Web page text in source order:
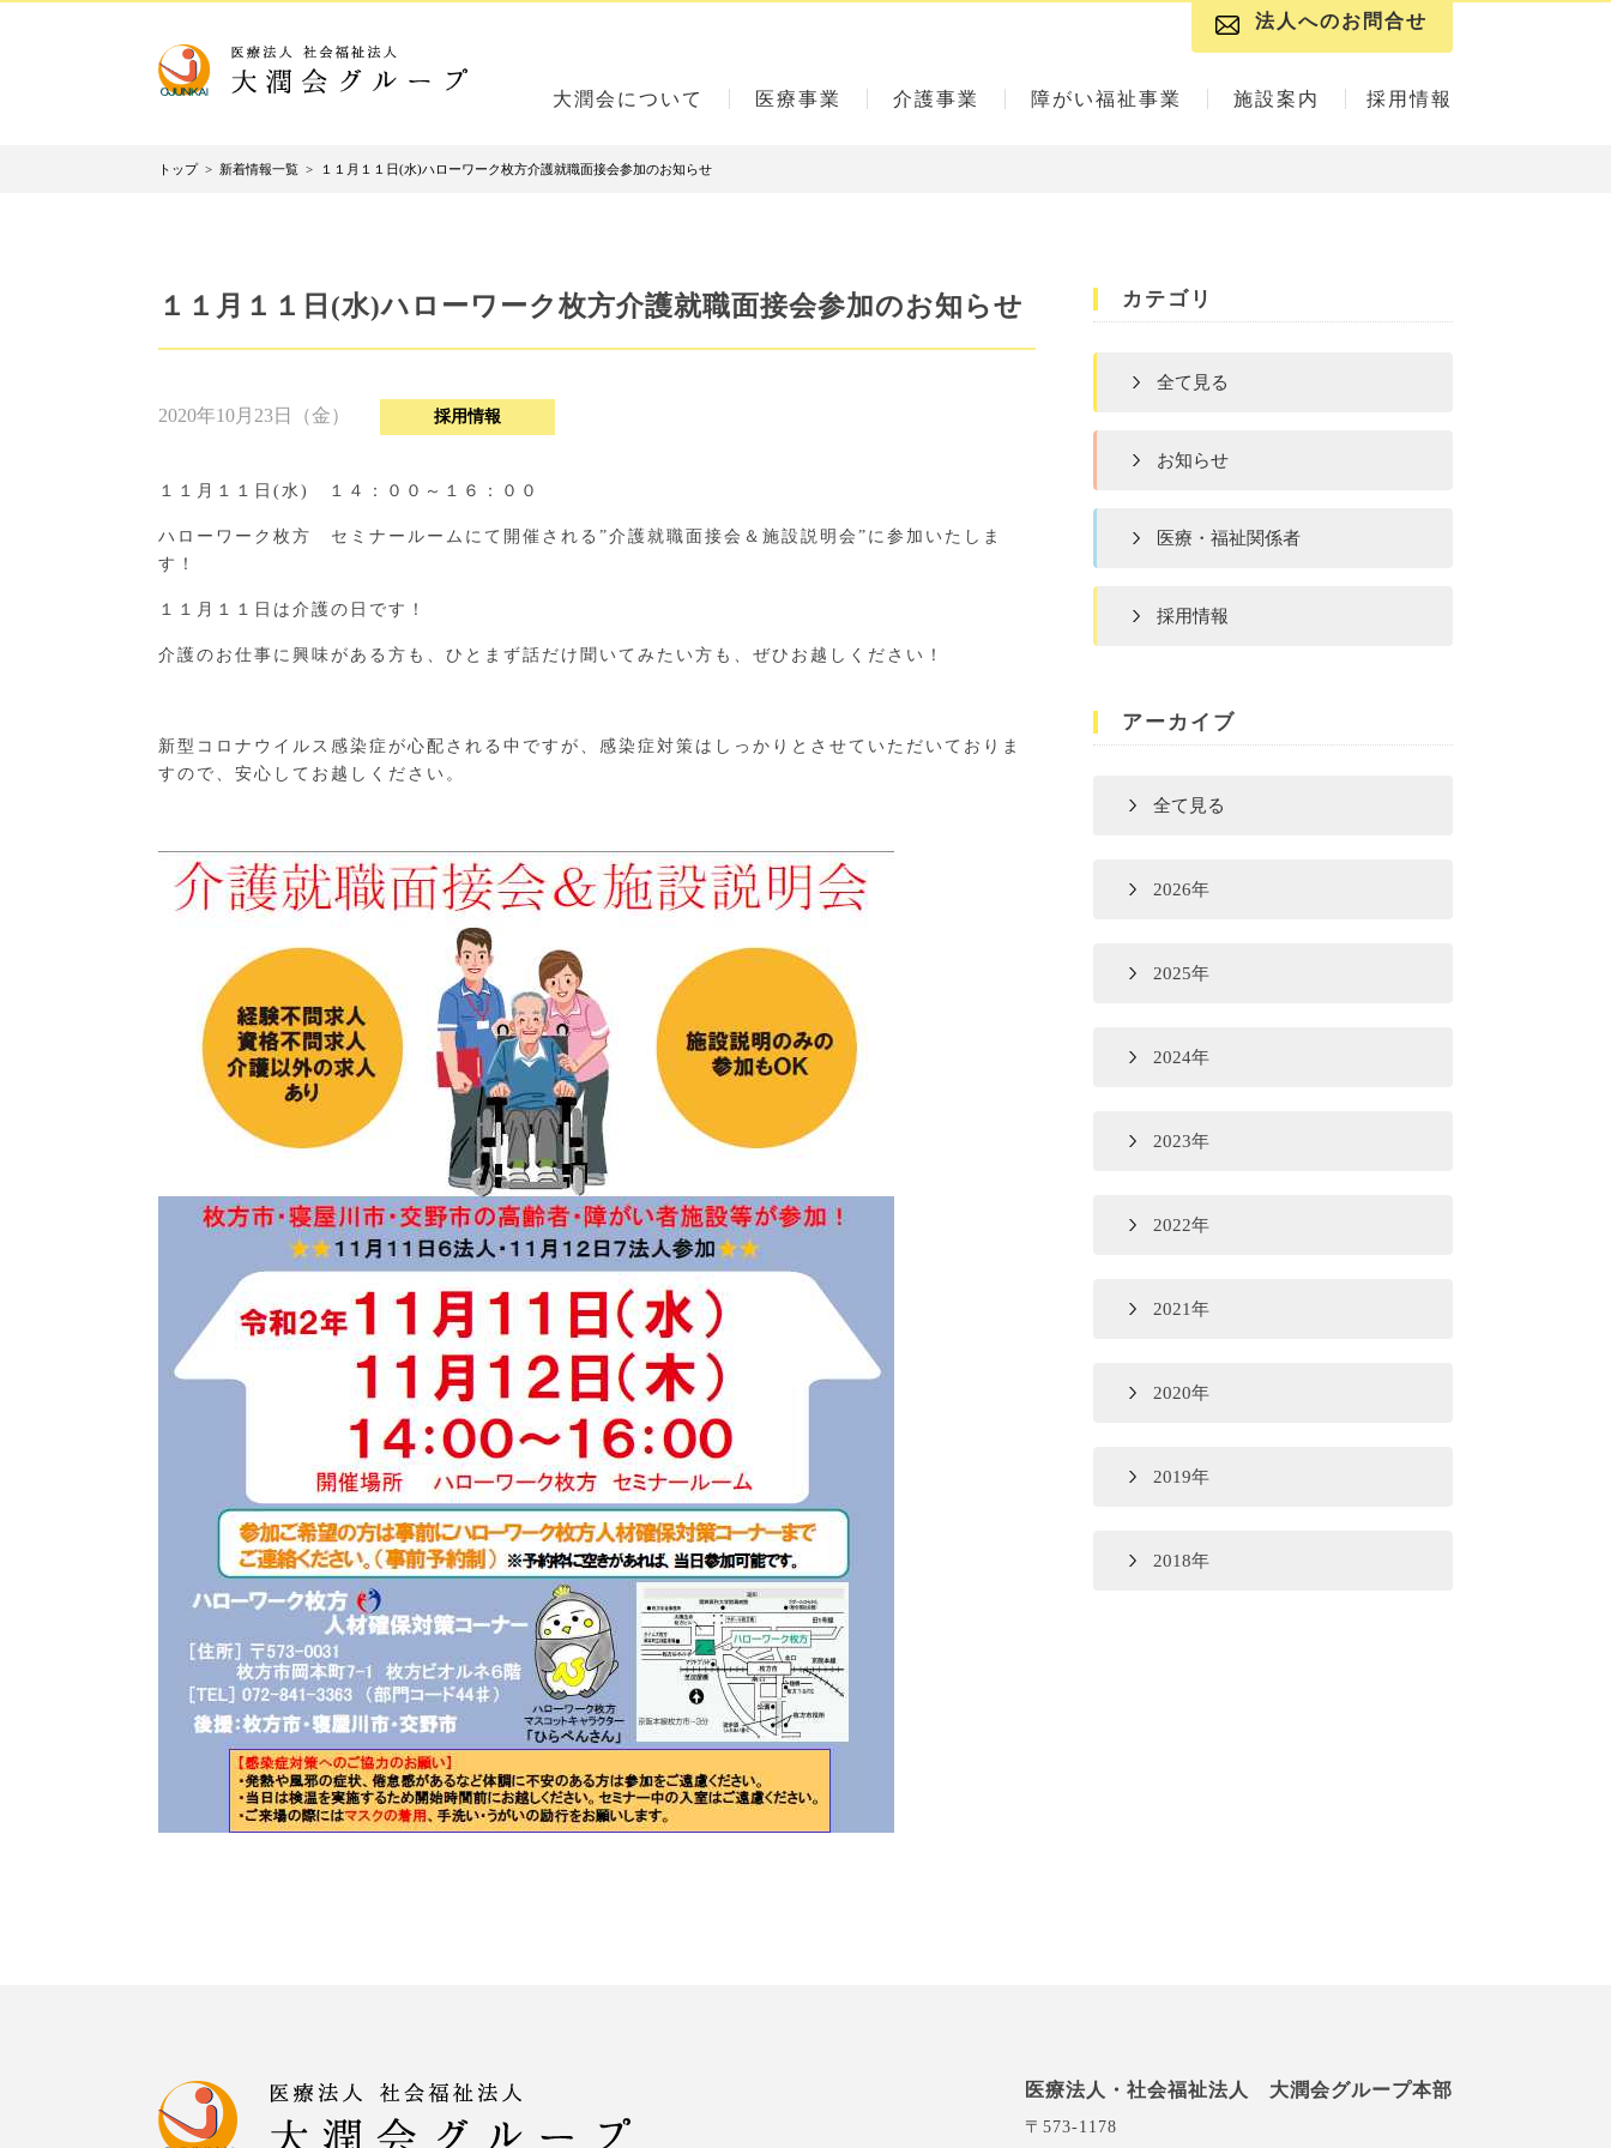
法人へのお問合せ
大潤会について 医療事業 介護事業 障がい福祉事業 施設案内 採用情報
トップ > 新着情報一覧 > １１月１１日(水)ハローワーク枚方介護就職面接会参加のお知らせ
１１月１１日(水)ハローワーク枚方介護就職面接会参加のお知らせ
2020年10月23日（金） 採用情報
１１月１１日(水) １４：００～１６：００
ハローワーク枚方 セミナールームにて開催される”介護就職面接会＆施設説明会”に参加いたしま
す！
１１月１１日は介護の日です！
介護のお仕事に興味がある方も、ひとまず話だけ聞いてみたい方も、ぜひお越しください！
新型コロナウイルス感染症が心配される中ですが、感染症対策はしっかりとさせていただいておりま
すので、安心してお越しください。
カテゴリ
全て見る
お知らせ
医療・福祉関係者
採用情報
アーカイブ
全て見る
2026年
2025年
2024年
2023年
2022年
2021年
2020年
2019年
2018年
医療法人・社会福祉法人 大潤会グループ本部
〒573-1178